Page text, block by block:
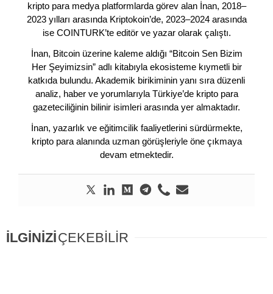
kripto para medya platformlarda görev alan İnan, 2018–
2023 yılları arasında Kriptokoin’de, 2023–2024 arasında
ise COINTURK’te editör ve yazar olarak çalıştı.
İnan, Bitcoin üzerine kaleme aldığı “Bitcoin Sen Bizim
Her Şeyimizsin” adlı kitabıyla ekosisteme kıymetli bir
katkıda bulundu. Akademik birikiminin yanı sıra düzenli
analiz, haber ve yorumlarıyla Türkiye’de kripto para
gazeteciliğinin bilinir isimleri arasında yer almaktadır.
İnan, yazarlık ve eğitimcilik faaliyetlerini sürdürmekte,
kripto para alanında uzman görüşleriyle öne çıkmaya
devam etmektedir.
İLGİNİZİÇEKEBİLİR